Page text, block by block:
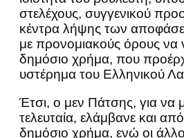
στελέχους, συγγενικού
κέντρα λήψης των
με προνομιακούς όρους να
δημόσιο χρήμα, που
υστέρημα του Ελληνικού
Έτσι, ο μεν Πάτσης, για να
τελευταία, ελάμβανε και
δημόσιο χρήμα, ενώ οι